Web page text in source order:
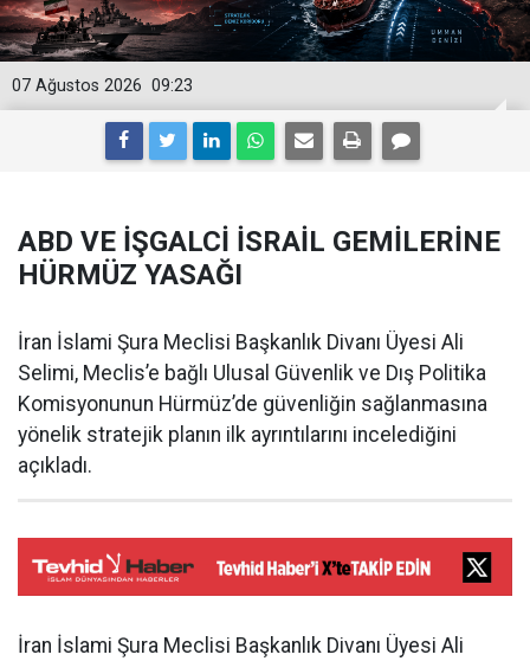
09:23
07 Ağustos 2026
ABD VE İŞGALCİ İSRAİL GEMİLERİNE
HÜRMÜZ YASAĞI
İran İslami Şura Meclisi Başkanlık Divanı Üyesi Ali
Selimi, Meclis’e bağlı Ulusal Güvenlik ve Dış Politika
Komisyonunun Hürmüz’de güvenliğin sağlanmasına
yönelik stratejik planın ilk ayrıntılarını incelediğini
açıkladı.
İran İslami Şura Meclisi Başkanlık Divanı Üyesi Ali